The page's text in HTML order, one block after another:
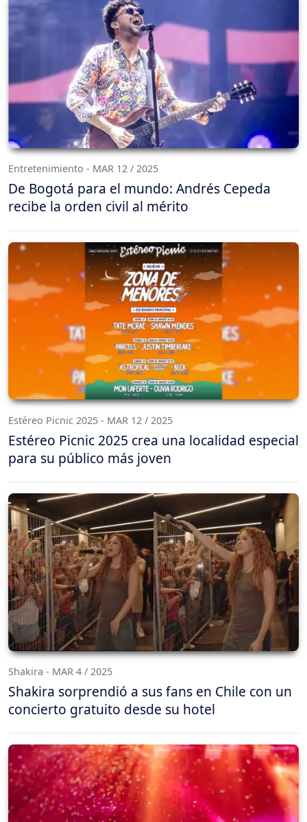
Entretenimiento - MAR 12 / 2025
De Bogotá para el mundo: Andrés Cepeda
recibe la orden civil al mérito
Estéreo Picnic 2025 - MAR 12 / 2025
Estéreo Picnic 2025 crea una localidad especial
para su público más joven
Shakira - MAR 4 / 2025
Shakira sorprendió a sus fans en Chile con un
concierto gratuito desde su hotel